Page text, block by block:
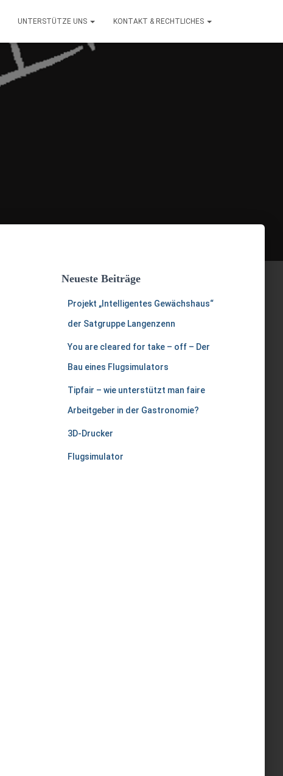
UNTERSTÜTZE UNS KONTAKT & RECHTLICHES
Neueste Beiträge
Projekt „Intelligentes Gewächshaus“
der Satgruppe Langenzenn
You are cleared for take – off – Der
Bau eines Flugsimulators
Tipfair – wie unterstützt man faire
Arbeitgeber in der Gastronomie?
3D-Drucker
Flugsimulator